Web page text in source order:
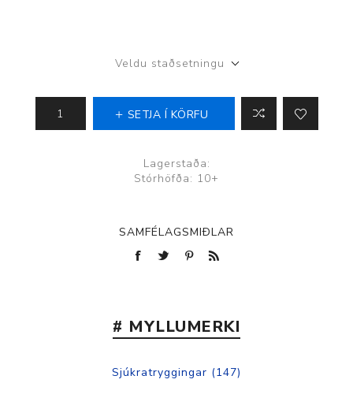
Veldu staðsetningu
SETJA Í KÖRFU
Lagerstaða:
Stórhöfða: 10+
SAMFÉLAGSMIÐLAR
# MYLLUMERKI
Sjúkratryggingar (147)